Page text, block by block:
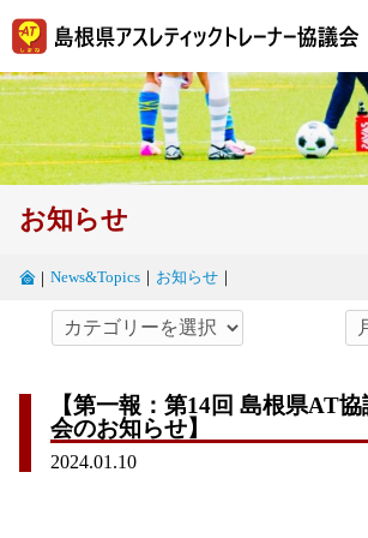
お知らせ
｜ News&Topics お知らせ
【第一報：第14回 島根県AT
会のお知らせ】
2024.01.10